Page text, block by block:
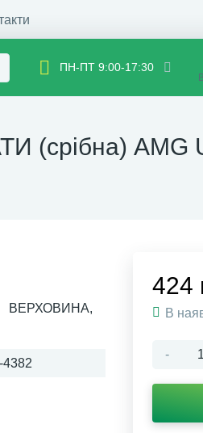
ПН-ПТ 9:00-17:30
(срібна) AMG
ВЕРХОВИНА,
4382
424
В
-